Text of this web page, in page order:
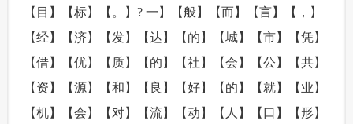
【目】【标】【。】? 一】【般】【而】【言】【，】
【经】【济】【发】【达】【的】【城】【市】【凭】
【借】【优】【质】【的】【社】【会】【公】【共】
【资】【源】【和】【良】【好】【的】【就】【业】
【机】【会】【对】【流】【动】【人】【口】【形】